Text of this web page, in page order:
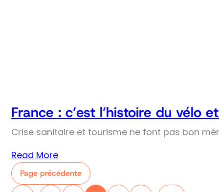
France : c’est l’histoire du vélo
Crise sanitaire et tourisme ne font pas bon
Read More
Page précédente